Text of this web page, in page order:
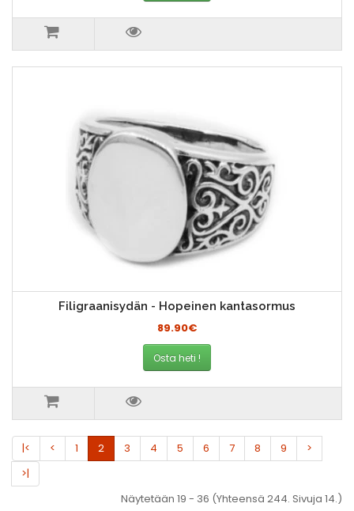
Filigraanisydän - Hopeinen kantasormus
89.90€
Osta heti !
|< < 1 2 3 4 5 6 7 8 9
>
>|
Näytetään 19 - 36 (Yhteensä 244. Sivuja 14.)